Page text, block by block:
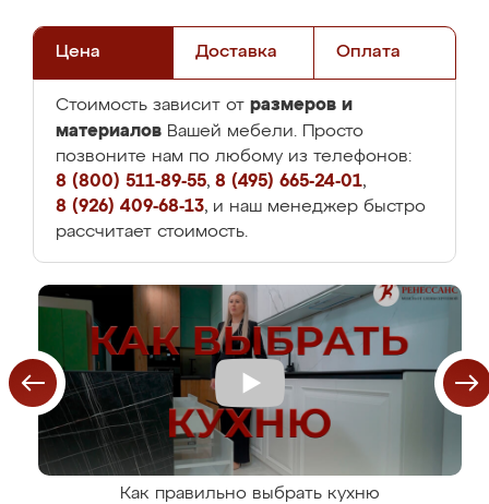
Цена Доставка Оплата
Стоимость зависит от размеров и
материалов Вашей мебели. Просто
позвоните нам по любому из телефонов:
8 (800) 511-89-55, 8 (495) 665-24-01,
8 (926) 409-68-13, и наш менеджер быстро
рассчитает стоимость.
Как правильно выбрать кухню